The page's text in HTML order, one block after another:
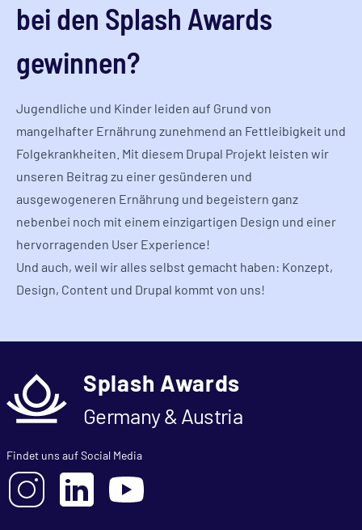
bei den Splash Awards
gewinnen?
Jugendliche und Kinder leiden auf Grund von
mangelhafter Ernährung zunehmend an Fettleibigkeit und
Folgekrankheiten. Mit diesem Drupal Projekt leisten wir
unseren Beitrag zu einer gesünderen und
ausgewogeneren Ernährung und begeistern ganz
nebenbei noch mit einem einzigartigen Design und einer
hervorragenden User Experience!
Und auch, weil wir alles selbst gemacht haben: Konzept,
Design, Content und Drupal kommt von uns!
Splash Awards
Germany & Austria
Findet uns auf Social Media